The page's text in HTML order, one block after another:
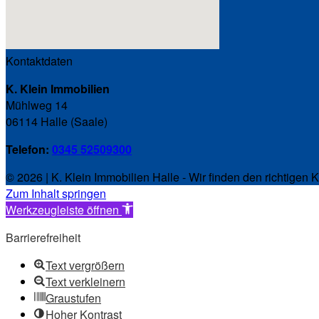
Kontaktdaten
K. Klein Immobilien
Mühlweg 14
06114 Halle (Saale)
Telefon: 0345 52509300
© 2026 | K. Klein Immobilien Halle - Wir finden den richtigen
Zum Inhalt springen
Werkzeugleiste öffnen
Barrierefreiheit
Text vergrößern
Text verkleinern
Graustufen
Hoher Kontrast